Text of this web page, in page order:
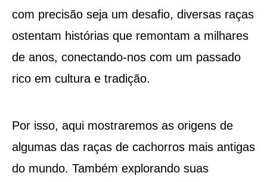
com precisão seja um desafio, diversas raças
ostentam histórias que remontam a milhares
de anos, conectando-nos com um passado
rico em cultura e tradição.
Por isso, aqui mostraremos as origens de
algumas das raças de cachorros mais antigas
do mundo. Também explorando suas